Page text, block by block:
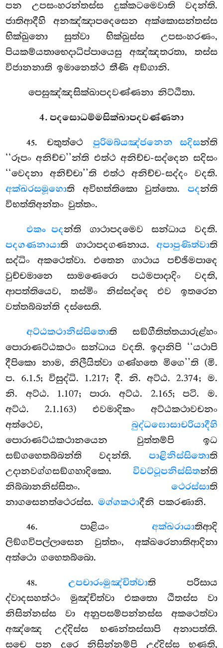
පන උපසංහරන්තස්ස දුක්කටමෙවාති වදන්ති.
ජාතිආදීහි අනඤ්ඤාපදෙසෙන අක්කොසන්තස්ස
භික්ඛුනො සුත්වා භික්ඛුස්ස උපසංහරණං,
පියකම්යතාභෙදාධිප්පායෙසු අඤ්ඤතරතා, තස්ස
විජානනාති ඉමානෙත්ථ තීණි අඞ්ගානි.
පෙසුඤ්ඤසික්ඛාපදවණ්ණනා නිට්ඨිතා.
4. පදසොධම්මසික්ඛාපදවණ්ණනා
45. චතුත්ථෙ පුරිමබ්යඤ්ජනෙන සදිසන්ති
‘‘රූපං අනිච්ච’’න්ති එත්ථ අනිච්ච-සද්දෙන සදිසං
‘‘වෙදනා අනිච්චා’’ති එත්ථ අනිච්ච-සද්දං වදති.
අක්ඛරසමූහොති අවිභත්තිකො වුත්තො. පදන්ති
විභත්තිඅන්තං වුත්තං.
එකං පදන්ති ගාථාපදමෙව සන්ධාය වදති.
පදගණනායාති ගාථාපදගණනාය. අපාපුණිත්වාති
සද්ධිං අකථෙත්වා. එතෙන ගාථාය පච්ඡිමපාදෙ
වුච්චමානෙ සාමණෙරො පඨමපාදාදිං වදති,
ආපත්තියෙව, තස්මිං නිස්සද්දෙ එව ඉතරෙන
වත්තබ්බන්ති දස්සෙති.
අට්ඨකථානිස්සිතොති සඞ්ගීතිත්තයාරුළ්හං
පොරාණට්ඨකථං සන්ධාය වදති. ඉදානිපි ‘‘යථාපි
දීපිකො නාම, නිලීයිත්වා ගණ්හතෙ මිගෙ’’ති (මි.
ප. 6.1.5; විසුද්ධි. 1.217; දී. නි. අට්ඨ. 2.374; ම.
නි. අට්ඨ. 1.107; පාරා. අට්ඨ. 2.165; පටි. ම.
අට්ඨ. 2.1.163) එවමාදිකං අට්ඨකථාවචනං
අත්ථෙව, බුද්ධඝොසාචරියාදීහි
පොරාණට්ඨකථානයෙන වුත්තම්පි ඉධ
සඞ්ගහෙතබ්බන්ති වදන්ති. පාළිනිස්සිතොති
උදානවග්ගසඞ්ගහාදිකො. විවට්ටූපනිස්සිතන්ති
නිබ්බානනිස්සිතං. ථෙරස්සාති
නාගසෙනත්ථෙරස්ස.මග්ගකථාදීනි පකරණානි.
46. පාළියං අක්ඛරායාතිආදි
ලිඞ්ගවිපල්ලාසෙන වුත්තං, අක්ඛරෙනාතිආදිනා
අත්ථො ගහෙතබ්බො.
48. උපචාරංමුඤ්චිත්වාති පරිසාය
ද්වාදසහත්ථං මුඤ්චිත්වා එකතො ඨිතස්ස වා
නිසින්නස්ස වා අනුපසම්පන්නස්ස අකථෙත්වා
අඤ්ඤෙ උද්දිස්ස භණන්තස්සාපි අනාපත්ති.
සචෙ පන දූරෙ නිසින්නම්පි උද්දිස්ස භණති,